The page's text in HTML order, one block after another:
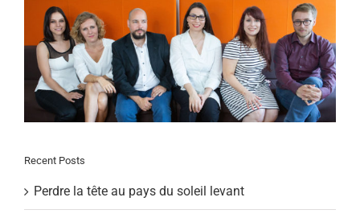
Recent Posts
Perdre la tête au pays du soleil levant